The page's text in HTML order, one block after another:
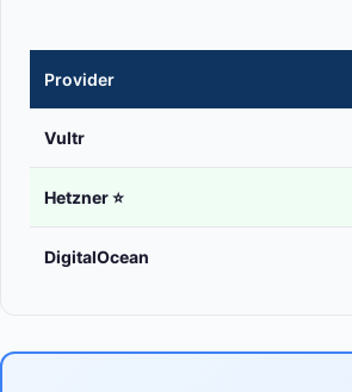
Provider
Vultr
Hetzner⭐
DigitalOcean